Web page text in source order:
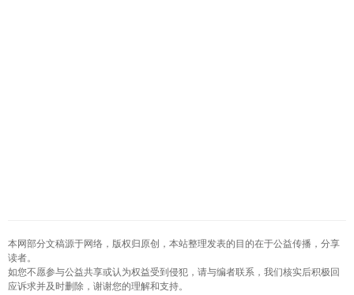
本网部分文稿源于网络，版权归原创，本站整理发表的目的在于公益传播，分享
读者。
如您不愿参与公益共享或认为权益受到侵犯，请与编者联系，我们核实后积极回
应诉求并及时删除，谢谢您的理解和支持。